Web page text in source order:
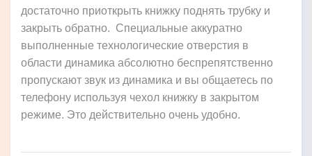
достаточно приоткрыть книжку поднять трубку и
закрыть обратно. Специальные аккуратно
выполненные технологические отверстия в
области динамика абсолютно беспрепятственно
пропускают звук из динамика и вы общаетесь по
телефону используя чехол книжку в закрытом
режиме. Это действительно очень удобно.